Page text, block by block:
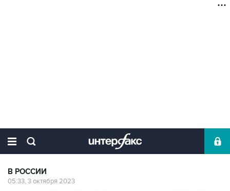
В РОССИИ
05:33, 3 октября 2023